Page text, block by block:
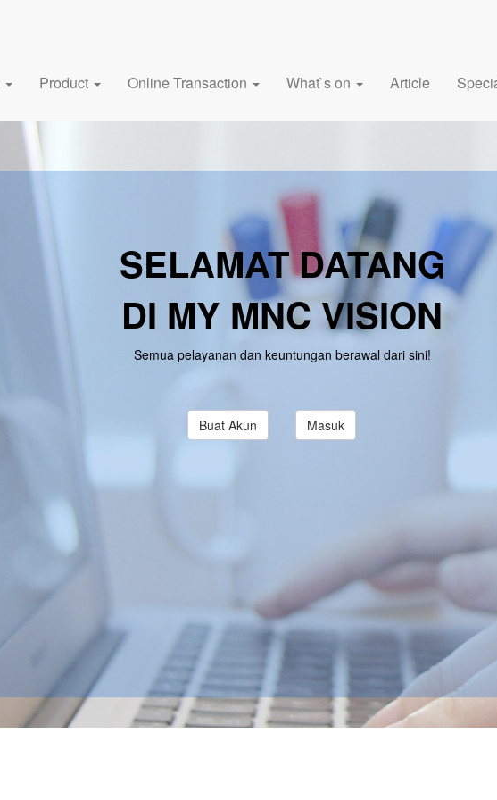
Product Online Transaction What`s on Article
SELAMAT DATANG
DI MY MNC VISION
Semua pelayanan dan keuntungan berawal dari sini!
Buat Akun Masuk